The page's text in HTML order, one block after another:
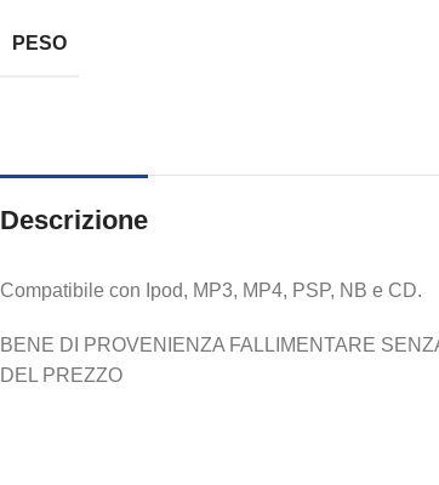
PESO
Descrizione
Compatibile con Ipod, MP3, MP4, PSP, NB e CD.
BENE DI PROVENIENZA FALLIMENTARE
DEL PREZZO